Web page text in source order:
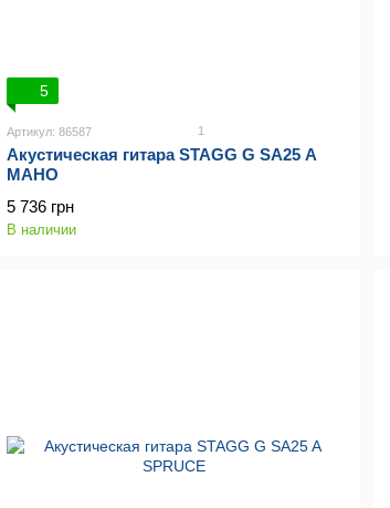
5
Артикул: 86587 1
Акустическая гитара STAGG G SA25 A
MAHO
5 736 грн
В наличии